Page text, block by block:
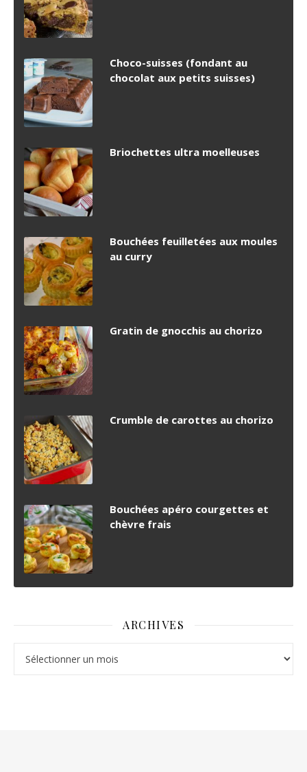
Choco-suisses (fondant au
chocolat aux petits suisses)
Briochettes ultra moelleuses
Bouchées feuilletées aux moules
au curry
Gratin de gnocchis au chorizo
Crumble de carottes au chorizo
Bouchées apéro courgettes et
chèvre frais
ARCHIVES